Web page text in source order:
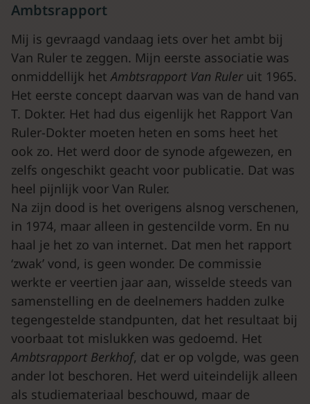
Ambtsrapport
Mij is gevraagd vandaag iets over het ambt bij
Van Ruler te zeggen. Mijn eerste associatie was
onmiddellijk hetAmbtsrapport Van Ruler uit 1965.
Het eerste concept daarvan was van de hand van
T. Dokter. Het had dus eigenlijk het Rapport Van
Ruler-Dokter moeten heten en soms heet het
ook zo. Het werd door de synode afgewezen, en
zelfs ongeschikt geacht voor publicatie. Dat was
heel pijnlijk voor Van Ruler.
Na zijn dood is het overigens alsnog verschenen,
in 1974, maar alleen in gestencilde vorm. En nu
haal je het zo van internet. Dat men het rapport
‘zwak’ vond, is geen wonder. De commissie
werkte er veertien jaar aan, wisselde steeds van
samenstelling en de deelnemers hadden zulke
tegengestelde standpunten, dat het resultaat bij
voorbaat tot mislukken was gedoemd. Het
Ambtsrapport Berkhof, dat er op volgde, was geen
ander lot beschoren. Het werd uiteindelijk alleen
als studiemateriaal beschouwd, maar de